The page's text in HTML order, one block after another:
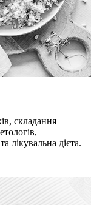
складання
лікувальна дієта.